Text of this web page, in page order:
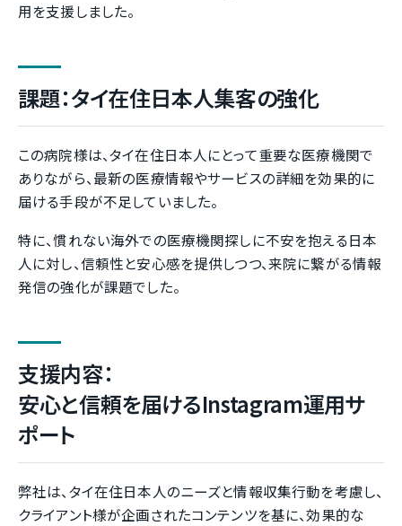
用を支援しました。
課題：タイ在住日本人集客の強化
この病院様は、タイ在住日本人にとって重要な医療機関で
ありながら、最新の医療情報やサービスの詳細を効果的に
届ける手段が不足していました。
特に、慣れない海外での医療機関探しに不安を抱える日本
人に対し、信頼性と安心感を提供しつつ、来院に繋がる情報
発信の強化が課題でした。
支援内容：
安心と信頼を届けるInstagram運用サ
ポート
弊社は、タイ在住日本人のニーズと情報収集行動を考慮し、
クライアント様が企画されたコンテンツを基に、効果的な